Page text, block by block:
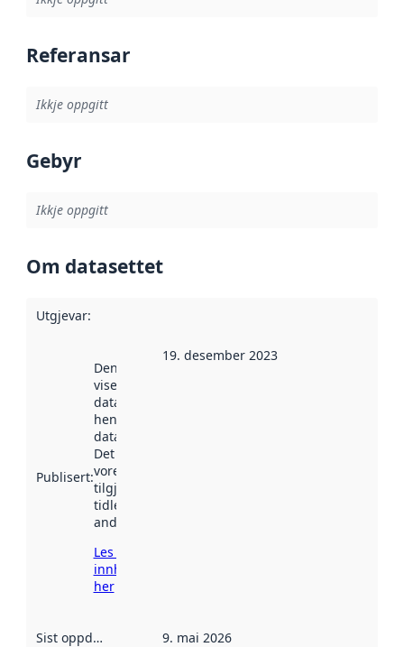
Referansar
Ikkje oppgitt
Gebyr
Ikkje oppgitt
Om datasettet
Utgjevar:
Publisert:
Denne datoen
viser når
datasettet vart
henta inn av
data.norge.no.
Det kan ha
vore
tilgjengeleg
tidlegare
andre stader.
Les meir om
innhenting
her
19. desember 2023
Sist oppdatert 9. mai 2026